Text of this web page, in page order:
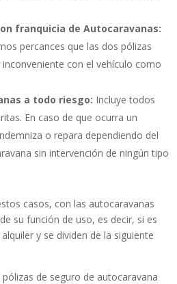
franquicia de Autocaravanas:
percances que las dos pólizas
con el vehículo como
a todo riesgo: Incluye todos
En caso de que ocurra un
o repara dependiendo del
sin intervención de ningún tipo
casos, con las autocaravanas
su función de uso, es decir, si es
y se dividen de la siguiente
pólizas de seguro de autocaravana